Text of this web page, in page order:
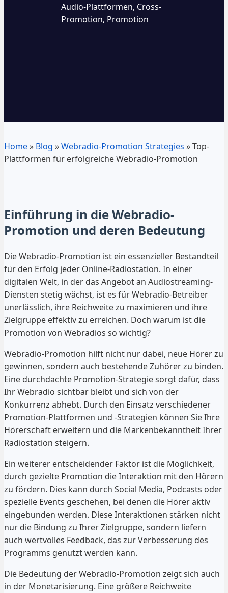
Audio-Plattformen, Cross-
Promotion, Promotion
Home» Blog »Webradio-Promotion Strategies »Top-
Plattformen für erfolgreiche Webradio-Promotion
Einführung in die Webradio-
Promotion und deren Bedeutung
Die Webradio-Promotion ist ein essenzieller Bestandteil
für den Erfolg jeder Online-Radiostation. In einer
digitalen Welt, in der das Angebot an Audiostreaming-
Diensten stetig wächst, ist es für Webradio-Betreiber
unerlässlich, ihre Reichweite zu maximieren und ihre
Zielgruppe effektiv zu erreichen. Doch warum ist die
Promotion von Webradios so wichtig?
Webradio-Promotion hilft nicht nur dabei, neue Hörer zu
gewinnen, sondern auch bestehende Zuhörer zu binden.
Eine durchdachte Promotion-Strategie sorgt dafür, dass
Ihr Webradio sichtbar bleibt und sich von der
Konkurrenz abhebt. Durch den Einsatz verschiedener
Promotion-Plattformen und -Strategien können Sie Ihre
Hörerschaft erweitern und die Markenbekanntheit Ihrer
Radiostation steigern.
Ein weiterer entscheidender Faktor ist die Möglichkeit,
durch gezielte Promotion die Interaktion mit den Hörern
zu fördern. Dies kann durch Social Media, Podcasts oder
spezielle Events geschehen, bei denen die Hörer aktiv
eingebunden werden. Diese Interaktionen stärken nicht
nur die Bindung zu Ihrer Zielgruppe, sondern liefern
auch wertvolles Feedback, das zur Verbesserung des
Programms genutzt werden kann.
Die Bedeutung der Webradio-Promotion zeigt sich auch
in der Monetarisierung. Eine größere Reichweite